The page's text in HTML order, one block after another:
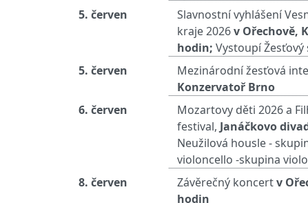
5. červen
Slavnostní vyhlášení
kraje 2026v Ořechově,
hodin; Vystoupí
5. červen
Mezinárodní žesťová
Konzervatoř Brno
6. červen
Mozartovy děti 2026 a
festival, Janáčkovo
Neužilová housle -
violoncello -skupina
8. červen
Závěrečný koncertv
hodin